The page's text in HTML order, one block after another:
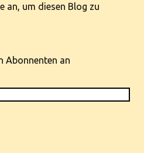
an, um diesen Blog zu
Abonnenten an